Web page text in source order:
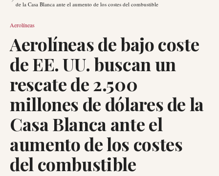
de la Casa Blanca ante el aumento de los costes del combustible
Aerolíneas
Aerolíneas de bajo coste
de EE. UU. buscan un
rescate de 2.500
millones de dólares de la
Casa Blanca ante el
aumento de los costes
del combustible